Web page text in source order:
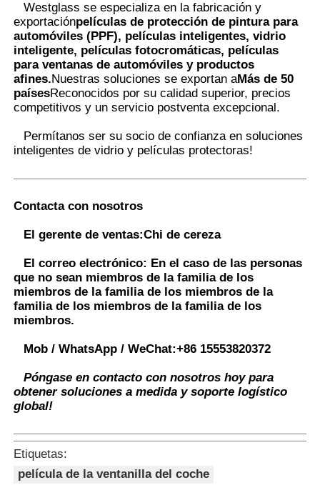
Westglass se especializa en la fabricación y
exportaciónpelículas de protección de pintura para
automóviles (PPF), películas inteligentes, vidrio
inteligente, películas fotocromáticas, películas
para ventanas de automóviles y productos
afines.Nuestras soluciones se exportan aMás de 50
paísesReconocidos por su calidad superior, precios
competitivos y un servicio postventa excepcional.
Permítanos ser su socio de confianza en soluciones
inteligentes de vidrio y películas protectoras!
Contacta con nosotros
El gerente de ventas:Chi de cereza
El correo electrónico: En el caso de las personas
que no sean miembros de la familia de los
miembros de la familia de los miembros de la
familia de los miembros de la familia de los
miembros.
Mob / WhatsApp / WeChat:+86 15553820372
Póngase en contacto con nosotros hoy para
obtener soluciones a medida y soporte logístico
global!
Etiquetas:
película de la ventanilla del coche